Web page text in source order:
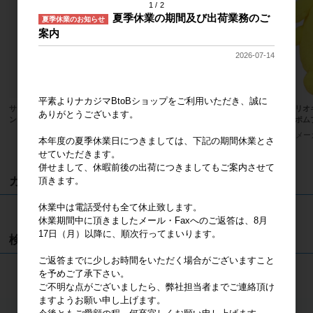
サンリオキャラクターズ ハンギョド
ン ふわくた ぬいぐるみ
メーカー希望小売価格
2,400円
サンリオキャラクターズ ハローキテ
メーカー希望小売価格
2,000円
サンリ
ポムポ
メ
カート
カートは空です
検索
1 2
夏季休業のお知らせ
夏季休業の期間及び出荷業務のご
案内
2026-07-14
平素よりナカジマBtoBショップをご利用いただき、誠に
ありがとうございます。
本年度の夏季休業日につきましては、下記の期間休業とさ
せていただきます。
併せまして、休暇前後の出荷につきましてもご案内させて
頂きます。
休業中は電話受付も全て休止致します。
休業期間中に頂きましたメール・Faxへのご返答は、8月
17日（月）以降に、順次行ってまいります。
ご返答までに少しお時間をいただく場合がございますこと
を予めご了承下さい。
ご不明な点がございましたら、弊社担当者までご連絡頂け
ますようお願い申し上げます。